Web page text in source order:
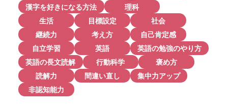
漢字を好きになる方法
理科
生活
目標設定
社会
継続力
考え方
自己肯定感
自立学習
英語
英語の勉強のやり方
英語の長文読解
行動科学
褒め方
読解力
間違い直し
集中力アップ
非認知能力